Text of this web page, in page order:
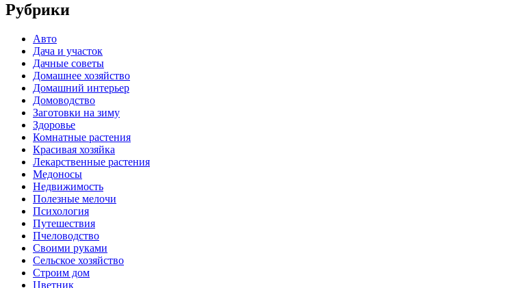
Рубрики
Авто
Дача и участок
Дачные советы
Домашнее хозяйство
Домашний интерьер
Домоводство
Заготовки на зиму
Здоровье
Комнатные растения
Красивая хозяйка
Лекарственные растения
Медоносы
Недвижимость
Полезные мелочи
Психология
Путешествия
Пчеловодство
Своими руками
Сельское хозяйство
Строим дом
Цветник